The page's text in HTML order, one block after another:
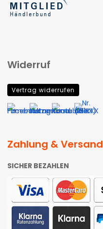
Widerruf
Vertrag widerrufen
Zahlung & Versand
SICHER BEZAHLEN